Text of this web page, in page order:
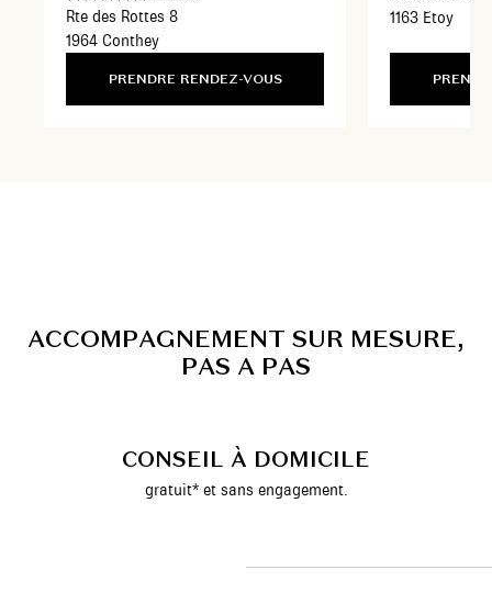
Rte des Rottes 8
1964 Conthey
PRENDRE RENDEZ-VOUS
1163 Etoy
ACCOMPAGNEMENT SUR MESURE,
PAS A PAS
CONSEIL À DOMICILE
gratuit* et sans engagement.